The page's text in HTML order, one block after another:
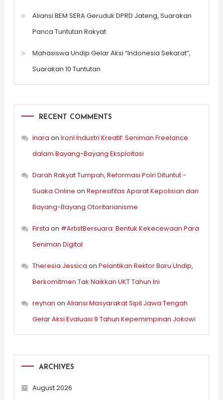
Aliansi BEM SERA Geruduk DPRD Jateng, Suarakan
Panca Tuntutan Rakyat
Mahasiswa Undip Gelar Aksi “Indonesia Sekarat”,
Suarakan 10 Tuntutan
RECENT COMMENTS
inara on Ironi Industri Kreatif: Seniman Freelance
dalam Bayang-Bayang Eksploitasi
Darah Rakyat Tumpah, Reformasi Polri Dituntut -
Suaka Online on Represifitas Aparat Kepolisian dan
Bayang-Bayang Otoritarianisme
Firsta on #ArtistBersuara: Bentuk Kekecewaan Para
Seniman Digital
Theresia Jessica on Pelantikan Rektor Baru Undip,
Berkomitmen Tak Naikkan UKT Tahun Ini
reyhan on Aliansi Masyarakat Sipil Jawa Tengah
Gelar Aksi Evaluasi 9 Tahun Kepemimpinan Jokowi
ARCHIVES
August 2026